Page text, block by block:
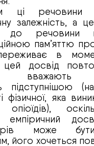
ці речовини
залежність, а
до речовини
пам’яттю
в
цей досвід
вважають
підступнішою
фізичної, яка
опіоїдів),
емпіричний
може
його хочеться